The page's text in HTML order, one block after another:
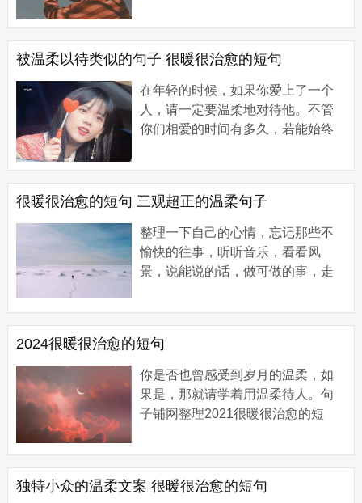
啦。 2、吧唧一口，吃掉难过。 3、
不忙，你说...
被温柔以待类似的句子 很暖很治愈的短句
在年轻的时候，如果你爱上了一个
人，请一定要温柔地对待他。不管
你们相爱的时间有多久，若能始终
将是无瑕的美丽。 【被温柔以待类
似的句子 很...
很暖很治愈的短句 三观超正的温柔句子
整理一下自己的心情，忘记那些不
愉快的往事，听听音乐，看看风
景，说能说的话，做可做的事，走
治愈的短句】 1、没关系，天空越
黑，星星越亮。...
2024很暖很治愈的短句
你是否也曾感受到岁月的温柔，如
果是，那就请学着用温柔待人。句
子铺网整理2021很暖很治愈的短
的短句】 1、你一定要走，走到灯火
通明。 2、仅仅活...
独特小众的温柔文案 很暖很治愈的短句